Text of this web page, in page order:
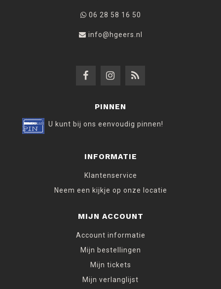
06 28 58 16 50
info@hgeers.nl
PINNEN
U kunt bij ons eenvoudig pinnen!
INFORMATIE
Klantenservice
Neem een kijkje op onze locatie
MIJN ACCOUNT
Account informatie
Mijn bestellingen
Mijn tickets
Mijn verlanglijst